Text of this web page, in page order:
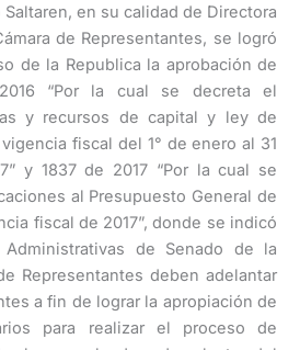
en su calidad de Directora
de Representantes, se logró
de la Republica la aprobación de
“Por la cual se decreta el
y recursos de capital y ley de
fiscal del 1° de enero al 31
y 1837 de 2017 “Por la cual se
al Presupuesto General de
fiscal de 2017”, donde se indicó
de Senado de la
Representantes deben adelantar
a fin de lograr la apropiación de
para realizar el proceso de